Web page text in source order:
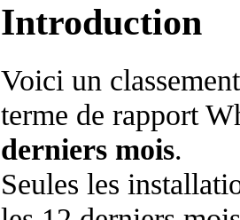
Introduction
Voici un
terme de rapport
derniers mois.
Seules les